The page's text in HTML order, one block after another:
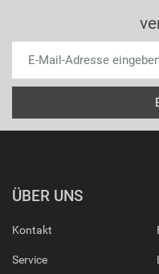
ÜBER UNS
Kontakt
Service